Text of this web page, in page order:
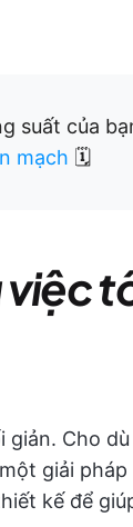
suất của
mạch 🗓️
Cho
giải
kế để